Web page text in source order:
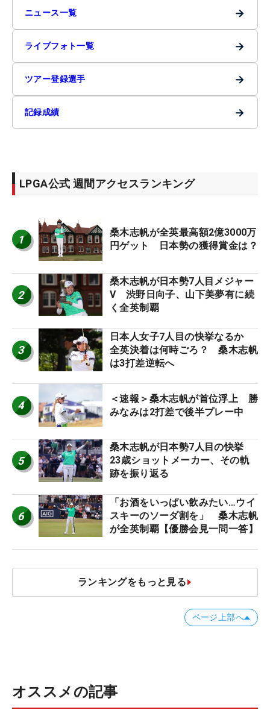
ニュース一覧 →
ライブフォト一覧 →
ツアー登録選手 →
記録成績 →
LPGA公式 週間アクセスランキング
1
桑木志帆が全英最高額2億3000万
円ゲット 日本勢の獲得賞金は？
2
桑木志帆が日本勢7人目メジャー
V 渋野日向子、山下美夢有に続
く全英制覇
3
日本人女子7人目の快挙なるか
全英決着は何時ごろ？ 桑木志帆
は3打差逆転へ
4
＜速報＞桑木志帆が首位浮上 勝
みなみは2打差で後半プレー中
5
桑木志帆が日本勢7人目の快挙
23歳ショットメーカー、その軌
跡を振り返る
6
「お酒をいっぱい飲みたい…ウイ
スキーのソーダ割を」 桑木志帆
が全英制覇【優勝会見一問一答】
ランキングをもっと見る
ページ上部へ
オススメの記事